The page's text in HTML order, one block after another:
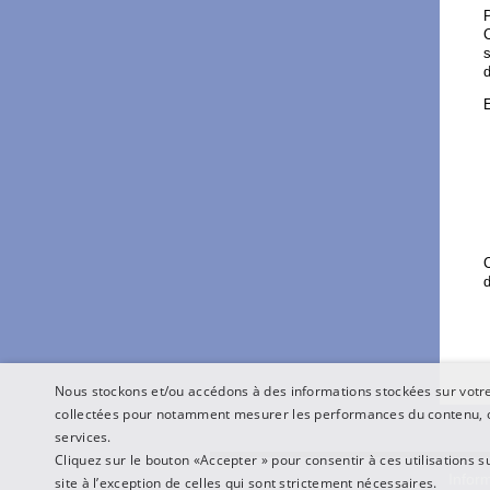
Nous stockons et/ou accédons à des informations stockées sur
collectées pour notamment mesurer les performances du
services.
Cliquez sur le bouton «Accepter » pour consentir à ces utilisations
site à l’exception de celles qui sont strictement nécessaires.